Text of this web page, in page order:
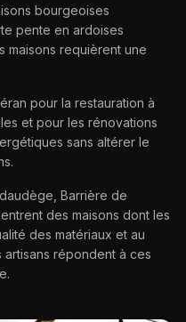
bourgeoises
pente en ardoises
maisons requièrent une
pour la restauration à
et pour les rénovations
sans altérer le
Barrière de
des maisons dont les
des matériaux et au
répondent à ces